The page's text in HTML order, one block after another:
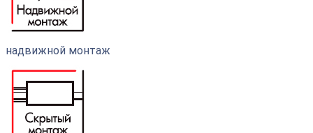
надвижной монтаж